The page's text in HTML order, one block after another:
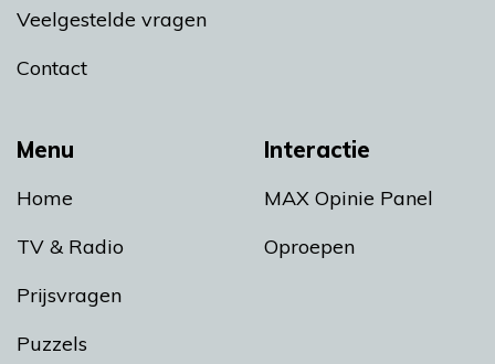
Menu
Home
TV & Radio
Prijsvragen
Puzzels
Interactie
MAX Opinie Panel
Oproepen
Veelgestelde vragen
Contact